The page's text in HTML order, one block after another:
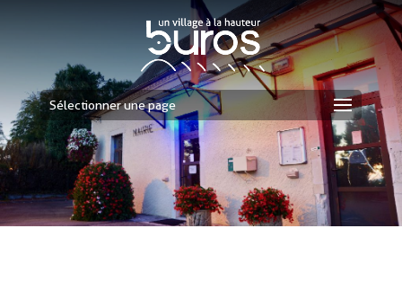
Sélectionner une page